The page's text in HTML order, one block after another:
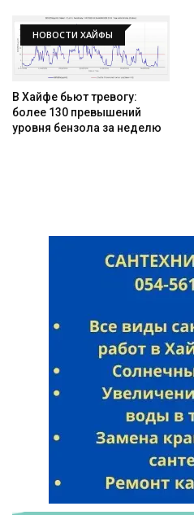
НОВОСТИ ХАЙФЫ
В Хайфе бьют тревогу:
более 130 превышений
уровня бензола за неделю